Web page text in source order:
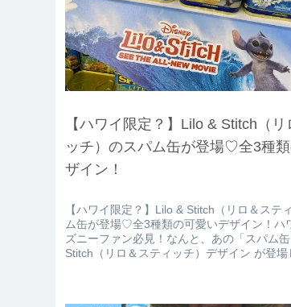
【ハワイ限定？】Lilo & Stitch（リ
ッチ）のスパム缶が登場♡全3種
ザイン！
【ハワイ限定？】Lilo & Stitch（リロ＆ステ
ム缶が登場♡全3種類の可愛いデザイン！ハ
ズニーファン必見！なんと、あの「スパム
Stitch（リロ＆スティッチ）デザイン が登場